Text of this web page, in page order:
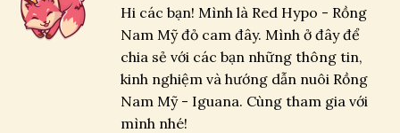
Hi các bạn! Mình là Red Hypo - Rồng
Nam Mỹ đỏ cam đây. Mình ở đây để
chia sẻ với các bạn những thông tin,
kinh nghiệm và hướng dẫn nuôi Rồng
Nam Mỹ - Iguana. Cùng tham gia với
mình nhé!